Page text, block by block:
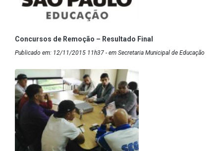
Concursos de Remoção – Resultado Final
Publicado em: 12/11/2015 11h37 - em Secretaria Municipal de Educação